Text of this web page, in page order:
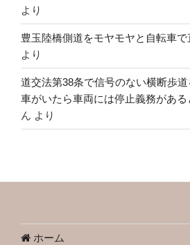
より
豊玉陸橋側道をモヤモヤと自転車で
より
道交法第38条で信号のない横断歩
車がいたら車両には停止義務があ
ん より
ホーム